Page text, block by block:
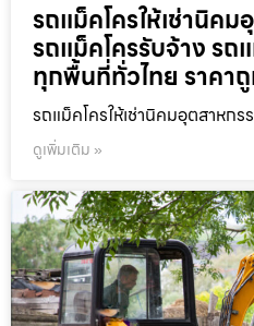
รถแม็คโครให้เช่านิค
รถแม็คโครรับจ้าง รถ
ทุกพื้นที่ทั่วไทย ราคา
รถแม็คโครให้เช่านิคมอุตสาหก
ดูเพิ่มเติม »